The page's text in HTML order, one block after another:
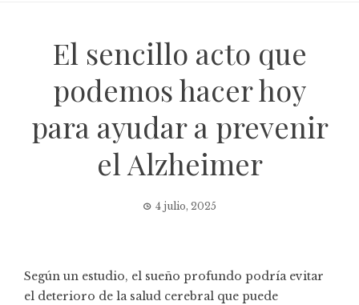
El sencillo acto que
podemos hacer hoy
para ayudar a prevenir
el Alzheimer
4 julio, 2025
Según un estudio, el sueño profundo podría evitar
el deterioro de la salud cerebral que puede